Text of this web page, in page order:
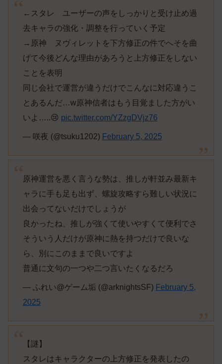
←スタレ ユーザーの声をしっかりと受け止め過
去キャラの強化・調整を行っていく予定
→原神 ヌヴィレットを下方修正の件でへそを曲
げて今後どんな理由があろうと上方修正をしない
ことを表明
同じ会社で運営が違うだけでこんなに対応違うこ
とあるんだ…w原神信者はもう目覚ました方がい
いよ…..😢 pic.twitter.com/YZzgDVjz76
— 咲夜 (@tsuku1202) February 5, 2025
原神運営を悪く言うな勢は、推しが軒並み最新キ
ャラに手も足も出ず、螺旋攻略すら難しい状況に
出会ってないだけでしょうが
良かったね、推しが強くて使いやすくて便利でさ
そういう人だけが原神に熱を持つだけで良いな
ら、別にこのままで良いですよ
普通に文句の一つや二つ言いたくなるだろ
— ふれい@ゲーム垢 (@arknightsSF) February 5,
2025
【謎】
スタレはキャラクターの上方修正を発表したの